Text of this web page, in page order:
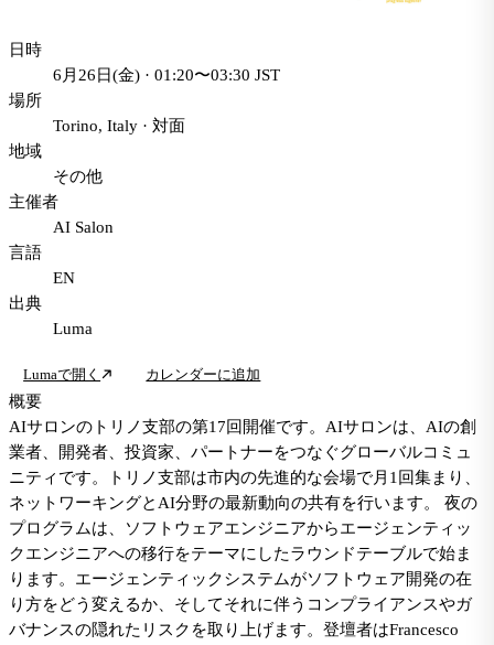
日時
6月26日(金) · 01:20〜03:30 JST
場所
Torino, Italy · 対面
地域
その他
主催者
AI Salon
言語
EN
出典
Luma
Lumaで開く カレンダーに追加
概要
AIサロンのトリノ支部の第17回開催です。AIサロンは、AIの創
業者、開発者、投資家、パートナーをつなぐグローバルコミュ
ニティです。トリノ支部は市内の先進的な会場で月1回集まり、
ネットワーキングとAI分野の最新動向の共有を行います。 夜の
プログラムは、ソフトウェアエンジニアからエージェンティッ
クエンジニアへの移行をテーマにしたラウンドテーブルで始ま
ります。エージェンティックシステムがソフトウェア開発の在
り方をどう変えるか、そしてそれに伴うコンプライアンスやガ
バナンスの隠れたリスクを取り上げます。登壇者はFrancesco